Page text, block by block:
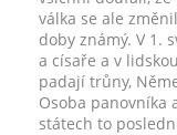
válka se ale
doby známý. V 1.
a císaře a v
padají trůny,
Osoba panovníka
státech to